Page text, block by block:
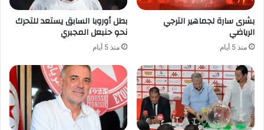
بشرى سارة لجماهير الترجي
الرياضي
منذ 5 أيام
بطل أوروبا السابق يستعد للتحرك
نحو حنبعل المجبري
منذ 5 أيام